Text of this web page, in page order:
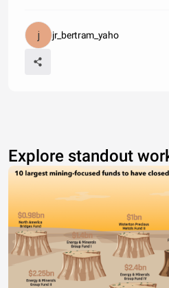
jr_bertram_yaho
Explore standout